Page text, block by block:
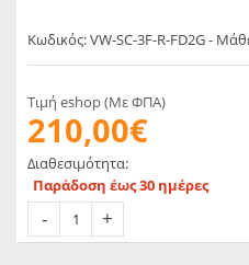
Κωδικός: VW-SC-3F-R-FD2G -
Τιμή eshop (Με ΦΠΑ)
210,00€
Διαθεσιμότητα:
Παράδοση έως 30 ημέρες